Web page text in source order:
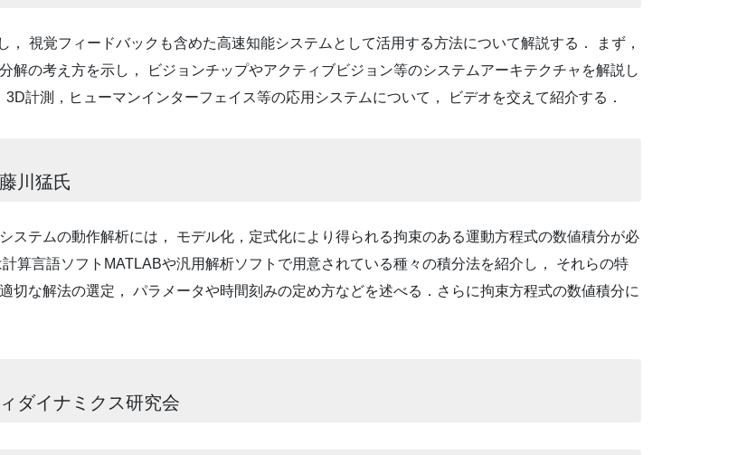
視覚フィードバックも含めた高速知能システムとして活用する方法について解説する． まず，
解の考え方を示し， ビジョンチップやアクティブビジョン等のシステムアーキテクチャを解説し
計測，ヒューマンインターフェイス等の応用システムについて， ビデオを交えて紹介する．
川猛氏
ステムの動作解析には， モデル化，定式化により得られる拘束のある運動方程式の数値積分が必
算言語ソフトMATLABや汎用解析ソフトで用意されている種々の積分法を紹介し， それらの特
切な解法の選定， パラメータや時間刻みの定め方などを述べる．さらに拘束方程式の数値積分に
ダイナミクス研究会